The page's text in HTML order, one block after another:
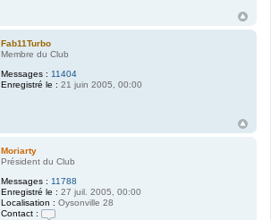
Fab11Turbo
Membre du Club
Messages : 11404
Enregistré le : 21 juin 2005, 00:00
Moriarty
Président du Club
Messages : 11788
Enregistré le : 27 juil. 2005, 00:00
Localisation : Oysonville 28
Contact :